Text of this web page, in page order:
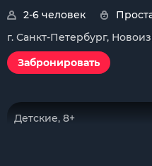
2-6 человек
г. Санкт-Петербург,
Забронировать
Детские, 8+